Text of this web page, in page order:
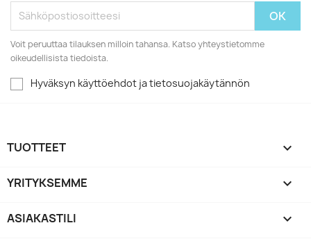
Voit peruuttaa tilauksen milloin tahansa. Katso yhteystietomme
oikeudellisista tiedoista.
Hyväksyn käyttöehdot ja tietosuojakäytännön
TUOTTEET 
YRITYKSEMME 
ASIAKASTILI 